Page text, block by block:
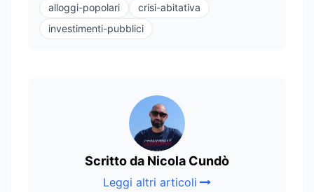
alloggi-popolari
crisi-abitativa
investimenti-pubblici
Scritto da Nicola Cundò
Leggi altri articoli